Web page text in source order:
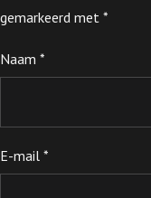
gemarkeerd met *
Naam *
E-mail *